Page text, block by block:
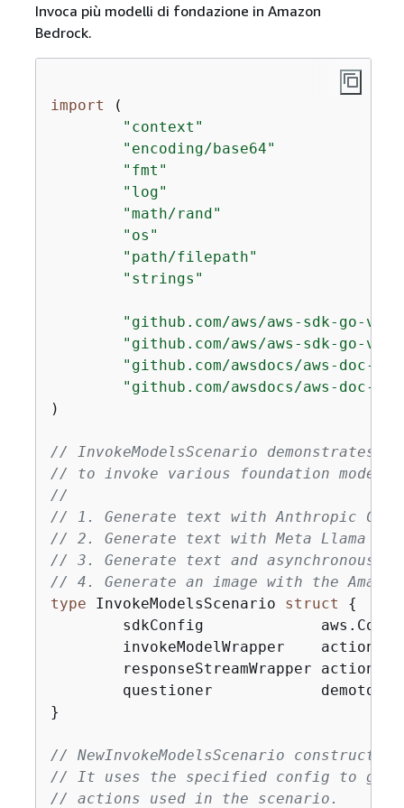
Invoca più modelli di fondazione in Amazon
Bedrock.
import (
"context"
"encoding/base64"
"fmt"
"log"
"math/rand"
"os"
"path/filepath"
"strings"
"github.com/aws/aws-sdk-go-v2/
"github.com/aws/aws-sdk-go-
"github.com/awsdocs/aws-doc-
"github.com/awsdocs/aws-doc-
)
// InvokeModelsScenario demonstrates
// to invoke various foundation models
//
// 1. Generate text with Anthropic
// 2. Generate text with Meta Llama 2
// 3. Generate text and asynchronously
// 4. Generate an image with the
type InvokeModelsScenario struct
{
}
// NewInvokeModelsScenario
// It uses the specified config to get a
// actions used in the scenario.